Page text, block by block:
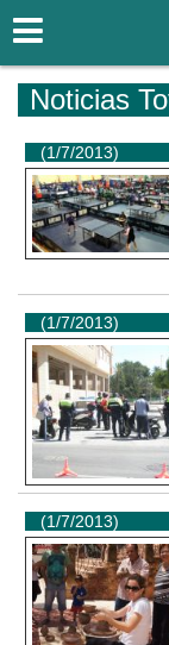
Noticias
(1/7/2013)
(1/7/2013)
(1/7/2013)